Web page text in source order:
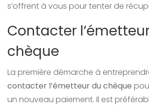
s’offrent à vous pour tenter de
Contacter
chèque
La première démarche à
contacter l’émetteur du chèque
un nouveau paiement. Il est